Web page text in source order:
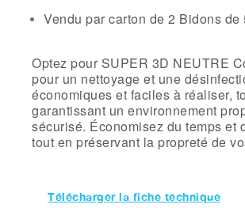
Vendu par carton de 2 Bidons de
Optez pour SUPER 3D NEUTRE
pour un nettoyage et une
économiques et faciles à réaliser,
garantissant un environnement
sécurisé. Économisez du temps et
tout en préservant la propreté de
Télécharger la fiche technique